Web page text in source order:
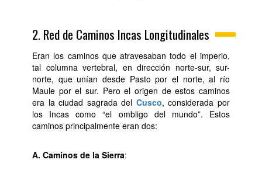
2. Red de Caminos Incas Longitudinales
Eran los caminos que atravesaban todo el imperio,
tal columna vertebral, en dirección norte-sur, sur-
norte, que unían desde Pasto por el norte, al río
Maule por el sur. Pero el origen de estos caminos
era la ciudad sagrada del Cusco, considerada por
los Incas como “el ombligo del mundo”. Estos
caminos principalmente eran dos:
A. Caminos de la Sierra: